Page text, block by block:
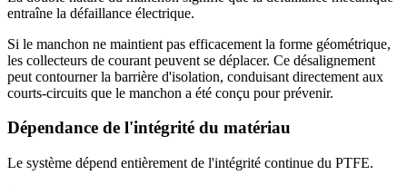
entraîne la défaillance électrique.
Si le manchon ne maintient pas efficacement la forme géométrique,
les collecteurs de courant peuvent se déplacer. Ce désalignement
peut contourner la barrière d'isolation, conduisant directement aux
courts-circuits que le manchon a été conçu pour prévenir.
Dépendance de l'intégrité du matériau
Le système dépend entièrement de l'intégrité continue du PTFE.